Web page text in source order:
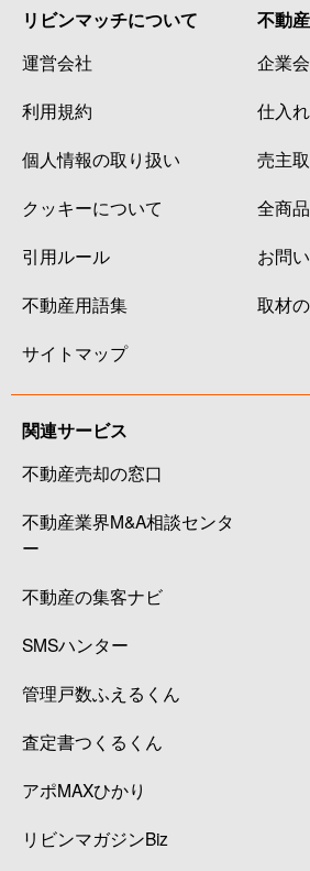
リビンマッチについて
運営会社
利用規約
個人情報の取り扱い
クッキーについて
引用ルール
不動産用語集
サイトマップ
不動
企業
仕入
売主
全商
お問
取材
関連サービス
不動産売却の窓口
不動産業界M&A相談センタ
ー
不動産の集客ナビ
SMSハンター
管理戸数ふえるくん
査定書つくるくん
アポMAXひかり
リビンマガジンBiz